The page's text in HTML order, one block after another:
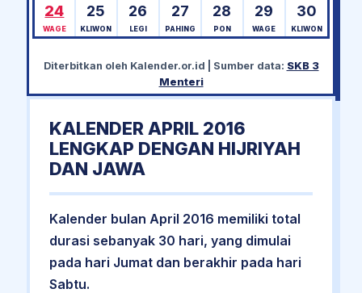
24
WAGE
25
KLIWON
26
LEGI
27
PAHING
28
PON
29
WAGE
30
KLIWON
Diterbitkan oleh Kalender.or.id | Sumber data: SKB 3
Menteri
KALENDER APRIL 2016
LENGKAP DENGAN HIJRIYAH
DAN JAWA
Kalender bulan April 2016 memiliki total
durasi sebanyak 30 hari, yang dimulai
pada hari Jumat dan berakhir pada hari
Sabtu.